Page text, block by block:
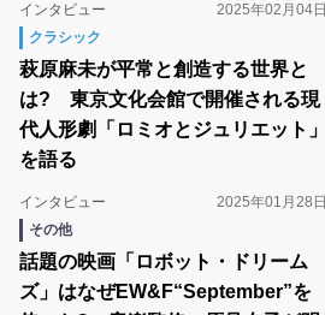
インタビュー
2025年02月04日
クラシック
萩原麻未が平常と創造する世界と
は? 東京文化会館で開催される現
代人形劇「ロミオとジュリエット」
を語る
インタビュー
2025年01月28日
その他
話題の映画「ロボット・ドリーム
ズ」はなぜEW&F“September”を